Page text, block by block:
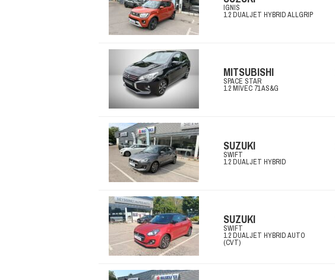
IGNIS
1.2 DUALJET HYBRID ALLGRIP
MITSUBISHI
SPACE STAR
1.2 MIVEC 71 AS&G
SUZUKI
SWIFT
1.2 DUALJET HYBRID
SUZUKI
SWIFT
1.2 DUALJET HYBRID AUTO
(CVT)